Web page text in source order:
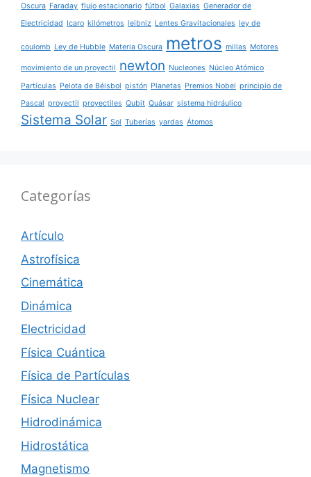
Oscura Faraday flujo estacionario fútbol Galaxias Generador de
Electricidad Icaro kilómetros leibniz Lentes Gravitacionales ley de
coulomb Ley de Hubble Materia Oscura metros millas Motores
movimiento de un proyectil newton Nucleones Núcleo Atómico
Partículas Pelota de Béisbol pistón Planetas Premios Nobel principio de
Pascal proyectil proyectiles Qubit Quásar sistema hidráulico
Sistema Solar Sol Tuberías yardas Átomos
Categorías
Artículo
Astrofísica
Cinemática
Dinámica
Electricidad
Física Cuántica
Física de Partículas
Física Nuclear
Hidrodinámica
Hidrostática
Magnetismo